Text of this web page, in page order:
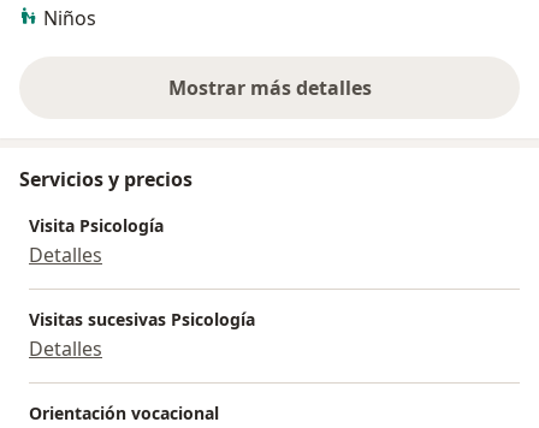
Niños
Mostrar más detalles
sobre la experiencia
Servicios y precios
Visita Psicología
Detalles
Visitas sucesivas Psicología
Detalles
Orientación vocacional